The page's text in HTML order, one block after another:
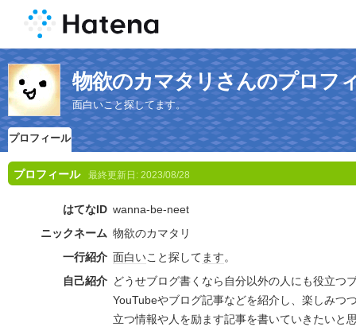
物欲のカマタリさんのプロフ
面白いこと探してます。
プロフィール
プロフィール 最終更新日: 2023/08/28
はてなID wanna-be-neet
ニックネーム 物欲のカマタリ
一行紹介 面白いこと探してます。
自己紹介 どうせブログ書くなら自分以外の人にも役立つ
YouTubeやブログ記事などを紹介し、楽しみつ
立つ情報や人を励ます記事を書いていきたいと